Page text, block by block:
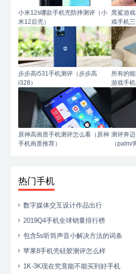
小米12s哪款手机壳防摔测评（小
米12后壳）
黑鲨游
戏手机三
步步高i531手机测评（步步高
i328）
所有的
游戏手机
原神高画质手机测评怎么看（原神
手机画质推荐）
测评奔
（
热门手机
数字媒体交互设计作品出行
2019Q4手机全球销量排行榜
包含5s听筒声音小解决方法的词条
苹果8手机壳硅胶测评怎么样
1K-3K现在究竟能不能买到好手机